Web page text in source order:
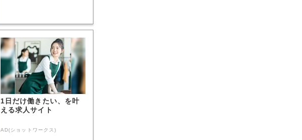
1日だけ働きたい、を叶
える求人サイト
AD(ショットワークス)